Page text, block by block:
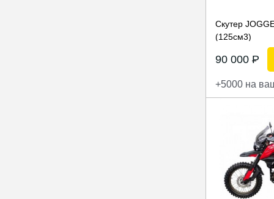
Скутер
(125см3)
90 000P
+5000 на